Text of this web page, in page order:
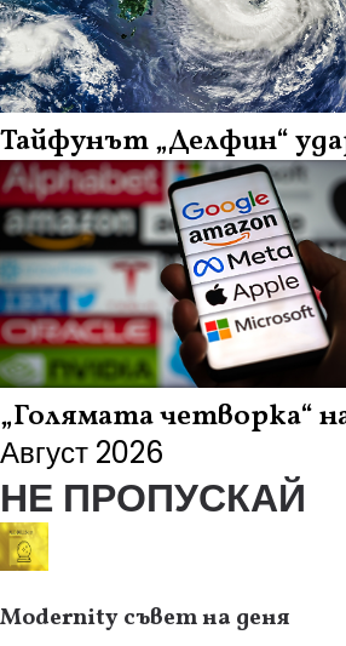
Тайфунът „Делфин“
„Голямата четворка“
Август 2026
НЕ ПРОПУСКАЙ
Modernity съвет на деня